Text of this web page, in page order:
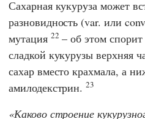
Сахарная кукуруза может
разновидность (var. или
мутация 22 – об этом
сладкой кукурузы верхняя
сахар вместо крахмала, а
амилодекстрин.23
Каково строение